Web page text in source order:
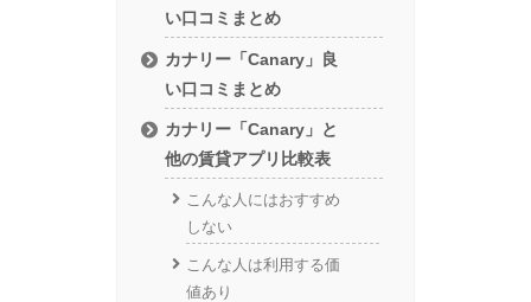
い口コミまとめ
カナリー「Canary」良
い口コミまとめ
カナリー「Canary」と
他の賃貸アプリ比較表
こんな人にはおすすめ
しない
こんな人は利用する価
値あり